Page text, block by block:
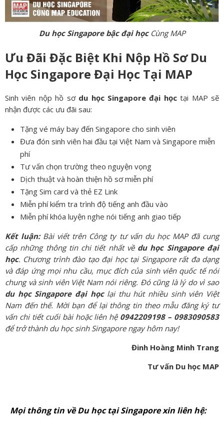
Du học Singapore bậc đại họcCùng MAP
Ưu Đãi Đặc Biệt Khi Nộp Hồ Sơ Du
Học Singapore Đại Học Tại MAP
Sinh viên nộp hồ sơ du học Singapore đại họctại MAP sẽ
nhận được các ưu đãi sau:
Tặng vé máy bay đến Singapore cho sinh viên
Đưa đón sinh viên hai đầu tại Việt Nam và Singapore miễn
phí
Tư vấn chọn trường theo nguyện vọng
Dịch thuật và hoàn thiện hồ sơ miễn phí
Tặng Sim card và thẻ EZ Link
Miễn phí kiểm tra trình độ tiếng anh đầu vào
Miễn phí khóa luyện nghe nói tiếng anh giao tiếp
Kết luận:Bài viết trên Công ty tư vấn du học MAP đã cung
cấp những thông tin chi tiết nhất về du học Singapore đại
học. Chương trình đào tạo đại học tại Singapore rất đa dạng
và đáp ứng mọi nhu cầu, mục đích của sinh viên quốc tế nói
chung và sinh viên Việt Nam nói riêng. Đó cũng là lý do vì sao
du học Singapore đại họclại thu hút nhiều sinh viên Việt
Nam đến thế. Mời bạn để lại thông tin theo mẫu đăng ký tư
vấn chi tiết cuối bài hoặc liên hệ 0942209198 – 0983090583
để trở thành du học sinh Singapore ngay hôm nay!
Đinh Hoàng Minh Trang
Tư vấn Du học MAP
Mọi thông tin về Du học tại Singapore xin liên hệ: